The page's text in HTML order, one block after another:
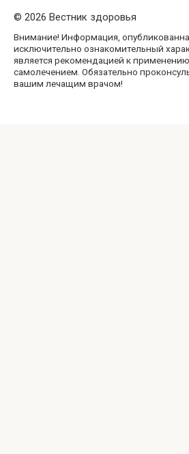
© 2026 Вестник здоровья
Внимание! Информация,
исключительно ознакомительный
является рекомендацией к
самолечением. Обязательно
вашим лечащим врачом!